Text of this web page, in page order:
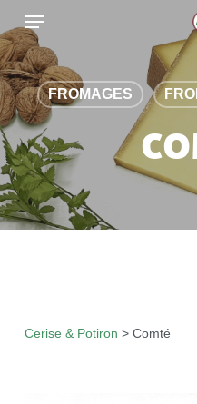
to
main
content FROMAGES
Cerise & Potiron > Comté